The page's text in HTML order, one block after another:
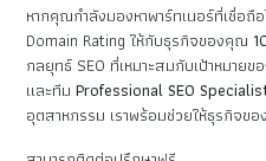
หากคุณกำลังมองหาพาร์ทเนอร์ที่เชื่อถื
Domain Rating ให้กับธุรกิจของคุณ
กลยุทธ์ SEO ที่เหมาะสมกับเป้าหมา
และทีมProfessional SEO
อุตสาหกรรม เราพร้อมช่วยให้ธุรกิจข